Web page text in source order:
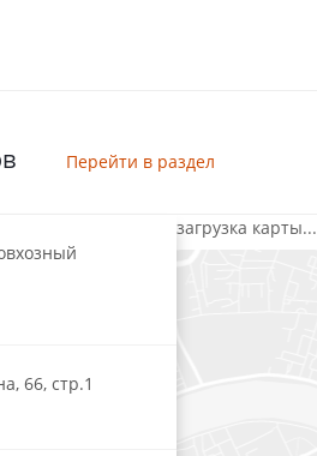
Перейти в раздел
66, стр.1
загрузка карты...